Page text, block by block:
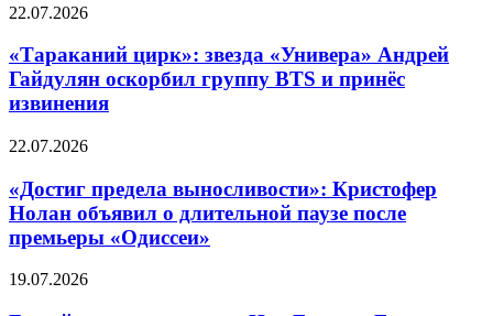
22.07.2026
«Тараканий цирк»: звезда «Универа» Андрей
Гайдулян оскорбил группу BTS и принёс
извинения
22.07.2026
«Достиг предела выносливости»: Кристофер
Нолан объявил о длительной паузе после
премьеры «Одиссеи»
19.07.2026